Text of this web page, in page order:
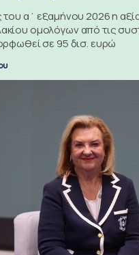
του α΄ εξαμήνου 2026 η
ομολόγων από τις
σε 95 δισ. ευρώ